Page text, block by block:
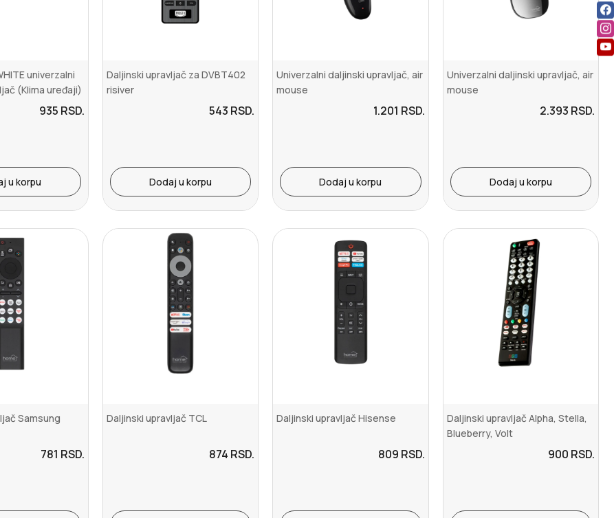
univerzalni
(Klima uređaji)
935 RSD.
u korpu
Daljinski upravljač za DVBT402
risiver
543 RSD.
Dodaj u korpu
Univerzalni daljinski upravljač, air
mouse
1.201 RSD.
Dodaj u korpu
Univerzalni daljinski upravljač, air
mouse
2.393 RSD.
Dodaj u korpu
Samsung
781 RSD.
Daljinski upravljač TCL
874 RSD.
Daljinski upravljač Hisense
809 RSD.
Daljinski upravljač Alpha, Stella,
Blueberry, Volt
900 RSD.